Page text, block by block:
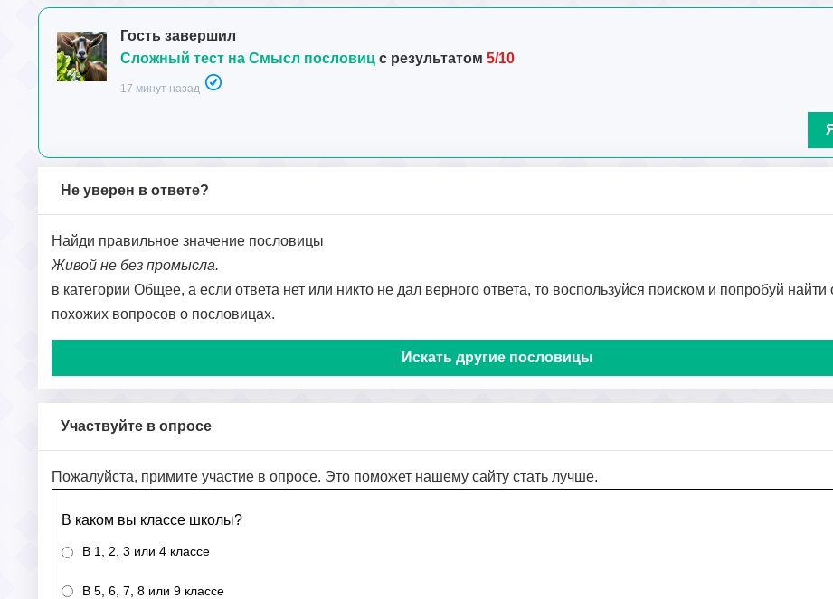
Гость завершил
Сложный тест на Смысл пословиц с результатом 5/10
17 минут назад
Не уверен в ответе?
Найди правильное значение пословицы
Живой не без промысла.
в категории Общее, а если ответа нет или никто не дал верного ответа, то воспользуйся поиском и попробуй найти
похожих вопросов о пословицах.
Искать другие пословицы
Участвуйте в опросе
Пожалуйста, примите участие в опросе. Это поможет нашему сайту стать лучше.
В каком вы классе школы?
В 1, 2, 3 или 4 классе
В 5, 6, 7, 8 или 9 классе